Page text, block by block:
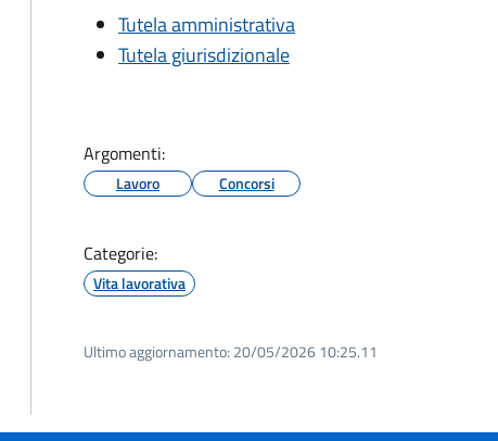
Tutela amministrativa
Tutela giurisdizionale
Argomenti:
Lavoro Concorsi
Categorie:
Vita lavorativa
Ultimo aggiornamento: 20/05/2026 10:25.11